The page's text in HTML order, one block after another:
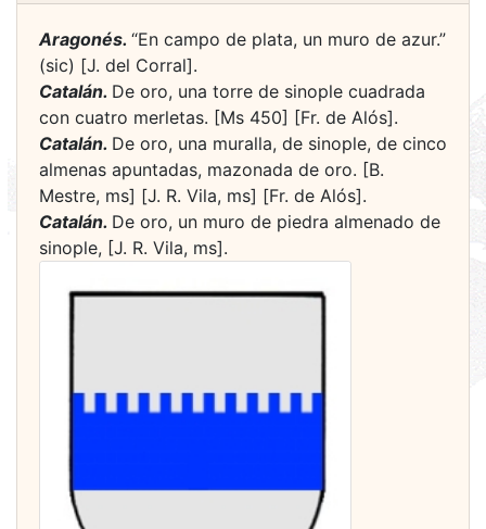
Aragonés. “En campo de plata, un muro de azur.”
(sic) [J. del Corral].
Catalán. De oro, una torre de sinople cuadrada
con cuatro merletas. [Ms 450] [Fr. de Alós].
Catalán. De oro, una muralla, de sinople, de cinco
almenas apuntadas, mazonada de oro. [B.
Mestre, ms] [J. R. Vila, ms] [Fr. de Alós].
Catalán. De oro, un muro de piedra almenado de
sinople, [J. R. Vila, ms].